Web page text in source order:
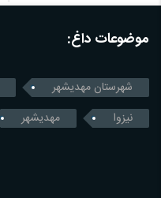
موضوعات داغ:
شهرستان مهدیشهر
نیزوا
مهدیشهر